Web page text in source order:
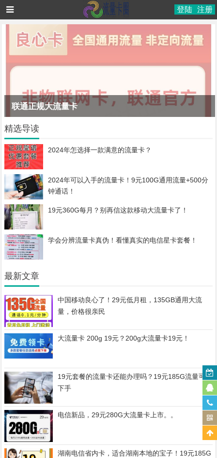
登陆 注册
联通正规大流量卡
精选导读
2024年怎选择一款满意的流量卡？
2024年可以入手的流量卡！9元100G通用流量+500分
钟通话！
19元360G每月？别再信这款移动大流量卡了！
学会分辨流量卡真伪！看懂真实的电信星卡套餐！
最新文章
中国移动良心了！29元低月租，135GB通用大流
量，价格很亲民
大流量卡 200g 19元？200g大流量卡19元！
19元套餐的流量卡还能办理吗？19元185G流量可以
下手
电信新品，29元280G大流量卡上市。。
湖南电信省内卡，适合湖南本地的宝子！19元185G